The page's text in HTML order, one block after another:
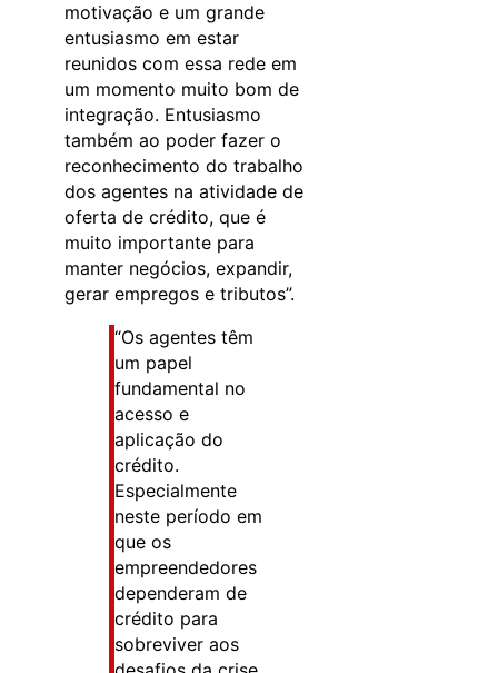
motivação e um grande
entusiasmo em estar
reunidos com essa rede em
um momento muito bom de
integração. Entusiasmo
também ao poder fazer o
reconhecimento do trabalho
dos agentes na atividade de
oferta de crédito, que é
muito importante para
manter negócios, expandir,
gerar empregos e tributos”.
“Os agentes têm
um papel
fundamental no
acesso e
aplicação do
crédito.
Especialmente
neste período em
que os
empreendedores
dependeram de
crédito para
sobreviver aos